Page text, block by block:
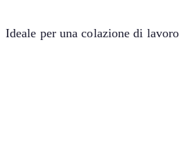
Ideale per una colazione di